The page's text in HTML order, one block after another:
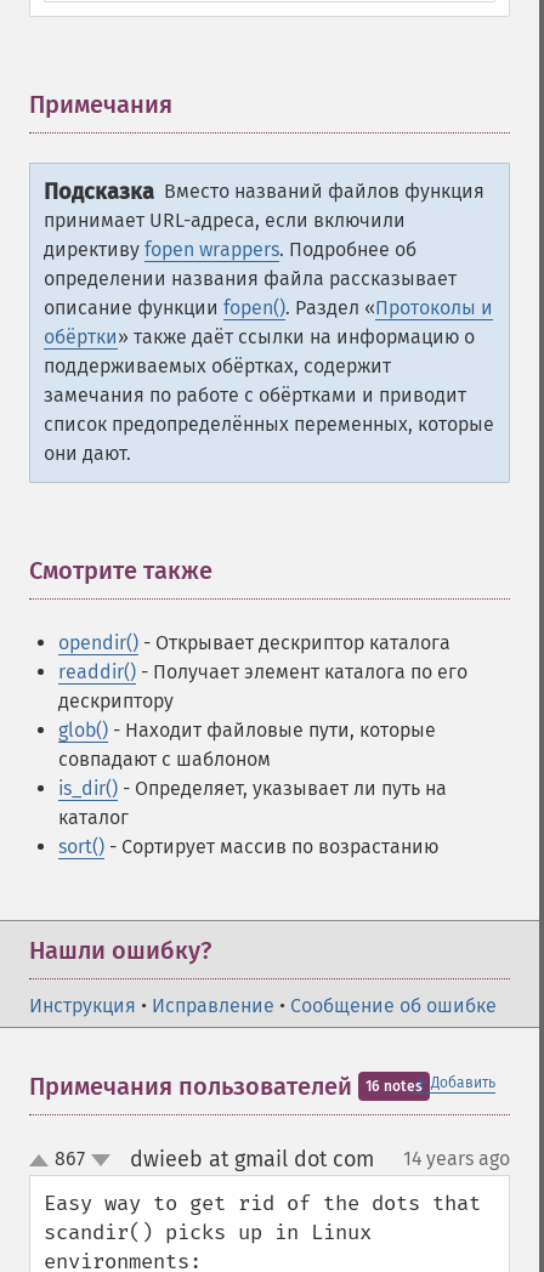
Примечания
Подсказка Вместо названий файлов функция
принимает URL-адреса, если включили
директиву fopen wrappers. Подробнее об
определении названия файла рассказывает
описание функции fopen(). Раздел «Протоколы и
обёртки» также даёт ссылки на информацию о
поддерживаемых обёртках, содержит
замечания по работе с обёртками и приводит
список предопределённых переменных, которые
они дают.
Смотрите также
opendir() - Открывает дескриптор каталога
readdir() - Получает элемент каталога по его
дескриптору
glob() - Находит файловые пути, которые
совпадают с шаблоном
is_dir() - Определяет, указывает ли путь на
каталог
sort() - Сортирует массив по возрастанию
Нашли ошибку?
Инструкция • Исправление • Сообщение об ошибке
＋Добавить
Примечания пользователей 16 notes
up
down
867 dwieeb at gmail dot com 14 years ago
Easy way to get rid of the dots that
scandir() picks up in Linux
environments: